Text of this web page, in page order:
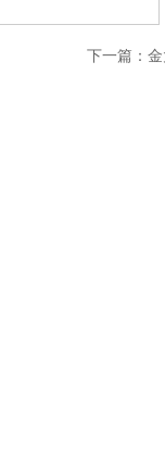
下一篇：